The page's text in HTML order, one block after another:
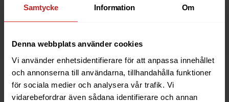
Samtycke Information Om
Denna webbplats använder cookies
Vi använder enhetsidentifierare för att anpassa innehållet
och annonserna till användarna, tillhandahålla funktioner
för sociala medier och analysera vår trafik. Vi
vidarebefordrar även sådana identifierare och annan
anledningarna till varför en hemsida är spärrad.
Läs mer